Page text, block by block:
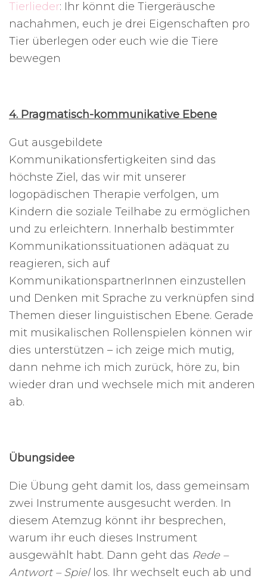
Tierlieder: Ihr könnt die Tiergeräusche
nachahmen, euch je drei Eigenschaften pro
Tier überlegen oder euch wie die Tiere
bewegen
4. Pragmatisch-kommunikative Ebene
Gut ausgebildete
Kommunikationsfertigkeiten sind das
höchste Ziel, das wir mit unserer
logopädischen Therapie verfolgen, um
Kindern die soziale Teilhabe zu ermöglichen
und zu erleichtern. Innerhalb bestimmter
Kommunikationssituationen adäquat zu
reagieren, sich auf
KommunikationspartnerInnen einzustellen
und Denken mit Sprache zu verknüpfen sind
Themen dieser linguistischen Ebene. Gerade
mit musikalischen Rollenspielen können wir
dies unterstützen – ich zeige mich mutig,
dann nehme ich mich zurück, höre zu, bin
wieder dran und wechsele mich mit anderen
ab.
Übungsidee
Die Übung geht damit los, dass gemeinsam
zwei Instrumente ausgesucht werden. In
diesem Atemzug könnt ihr besprechen,
warum ihr euch dieses Instrument
ausgewählt habt. Dann geht das Rede –
Antwort – Spiellos. Ihr wechselt euch ab und